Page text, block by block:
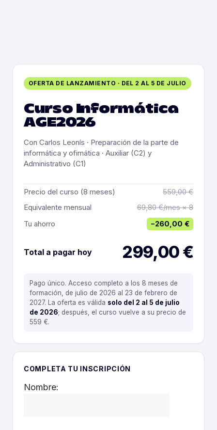
OFERTA DE LANZAMIENTO · DEL 2 AL 5 DE JULIO
Curso Informática
AGE 2026
Con Carlos Leonís · Preparación de la parte de
informática y ofimática · Auxiliar (C2) y
Administrativo (C1)
Precio del curso (8 meses)
559,00 €
Equivalente mensual
69,80 €/mes × 8
Tu ahorro
−260,00 €
Total a pagar hoy 299,00 €
Pago único. Acceso completo a los 8 meses de
formación, de julio de 2026 al 23 de febrero de
2027. La oferta es válida solo del 2 al 5 de julio
de 2026; después, el curso vuelve a su precio de
559 €.
COMPLETA TU INSCRIPCIÓN
Nombre: